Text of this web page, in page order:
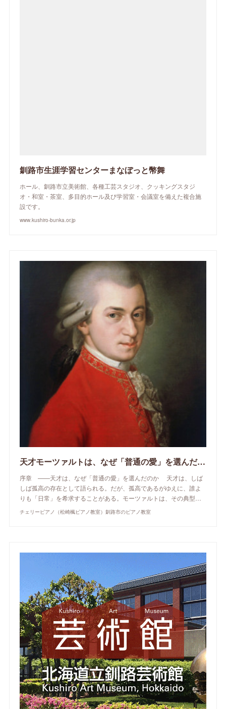
釧路市生涯学習センターまなぼっと幣舞
ホール、釧路市立美術館、各種工芸スタジオ、クッキングスタジ
オ・和室・茶室、多目的ホール及び学習室・会議室を備えた複合施
設です。
www.kushiro-bunka.or.jp
天才モーツァルトは、なぜ「普通の愛」を選んだのか
序章 ——天才は、なぜ「普通の愛」を選んだのか 天才は、しば
しば孤高の存在として語られる。だが、孤高であるがゆえに、誰よ
りも「日常」を希求することがある。モーツァルトは、その典型…
チェリーピアノ（松崎楓ピアノ教室）釧路市のピアノ教室